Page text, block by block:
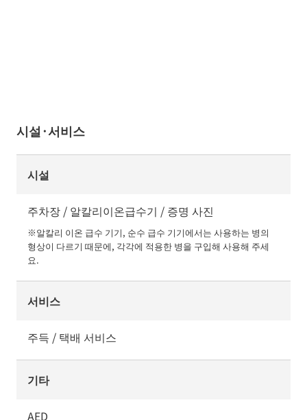
시설·서비스
시설
주차장 / 알칼리이온급수기 / 증명 사진
※알칼리 이온 급수 기기, 순수 급수 기기에서는 사용하는 병의
형상이 다르기 때문에, 각각에 적용한 병을 구입해 사용해 주세
요.
서비스
주득 / 택배 서비스
기타
AED